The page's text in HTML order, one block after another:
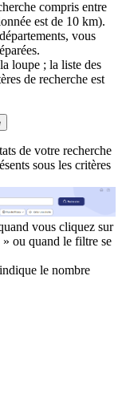
compris entre
est de 10 km).
vous
loupe ; la liste des
de recherche est
de votre recherche
sous les critères
vous cliquez sur
ou quand le filtre se
le nombre